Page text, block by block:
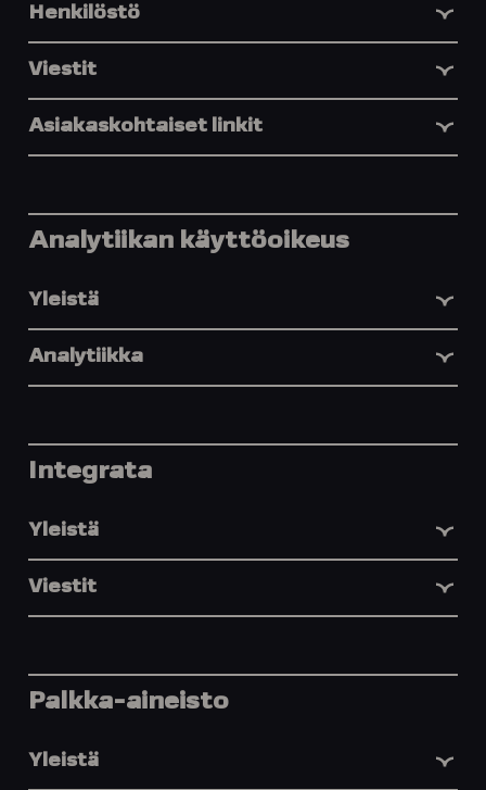
Henkilöstö
Viestit
Asiakaskohtaiset linkit
Analytiikan käyttöoikeus
Yleistä
Analytiikka
Integrata
Yleistä
Viestit
Palkka-aineisto
Yleistä